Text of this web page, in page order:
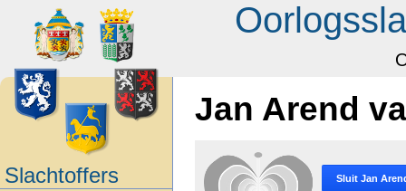
Slachtoffers
Jan Arend
Sluit Jan